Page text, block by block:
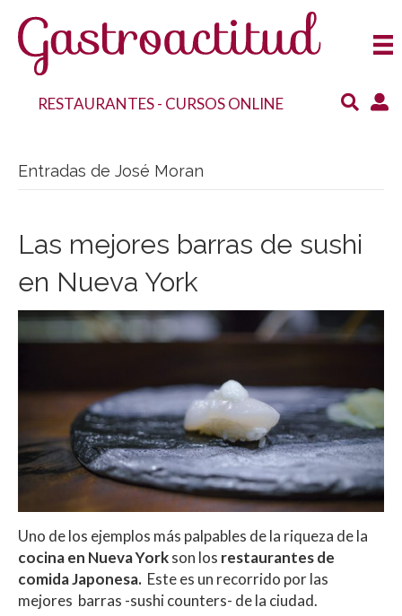
RESTAURANTES- CURSOS ONLINE
Entradas de José Moran
Las mejores barras de sushi
en Nueva York
Uno de los ejemplos más palpables de la riqueza de la
cocina en Nueva Yorkson los restaurantes de
comida Japonesa. Este es un recorrido por las
mejores barras -sushi counters- de la ciudad.